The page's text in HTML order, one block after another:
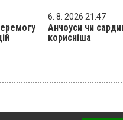
6. 8. 2026 21:47
Анчоуси чи
корисніша